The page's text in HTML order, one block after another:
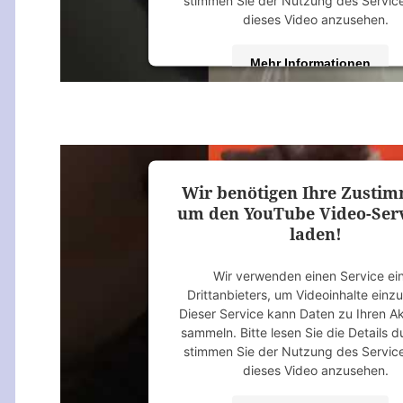
dieses Video anzusehen.
Mehr Informationen
powered byUsercentrics Consent
Platform&eRecht24
Wir benötigen Ihre
um den YouTube Video-
laden!
Wir verwenden einen Service
Drittanbieters, um Videoinhalte
Dieser Service kann Daten zu Ihren
sammeln. Bitte lesen Sie die Details
stimmen Sie der Nutzung des
dieses Video anzusehen.